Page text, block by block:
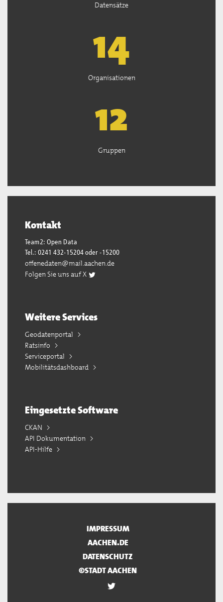
Datensätze
14
Organisationen
13
Gruppen
Kontakt
Team2: Open Data
Tel.: 0241 432-15204 oder -15200
offenedaten@mail.aachen.de
Folgen Sie uns auf X
Weitere Services
Geodatenportal
Ratsinfo
Serviceportal
Mobilitätsdashboard
Eingesetzte Software
CKAN
API Dokumentation
API-Hilfe
IMPRESSUM
AACHEN.DE
DATENSCHUTZ
©STADT AACHEN